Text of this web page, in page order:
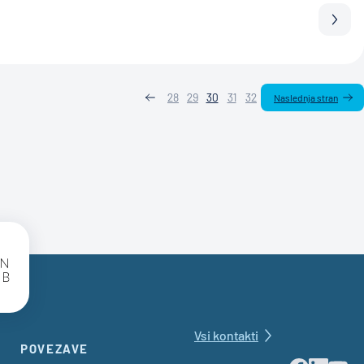
28 29 30 31 32 Naslednja stran
Logo
POVEZAVE
Vsi kontakti